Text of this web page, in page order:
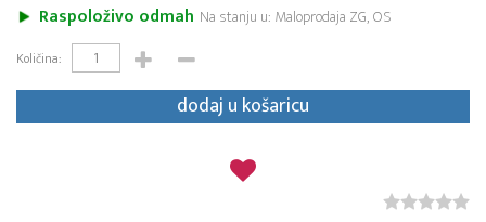
Raspoloživo odmah Na stanju u: Maloprodaja ZG, OS
Količina:
dodaj u košaricu